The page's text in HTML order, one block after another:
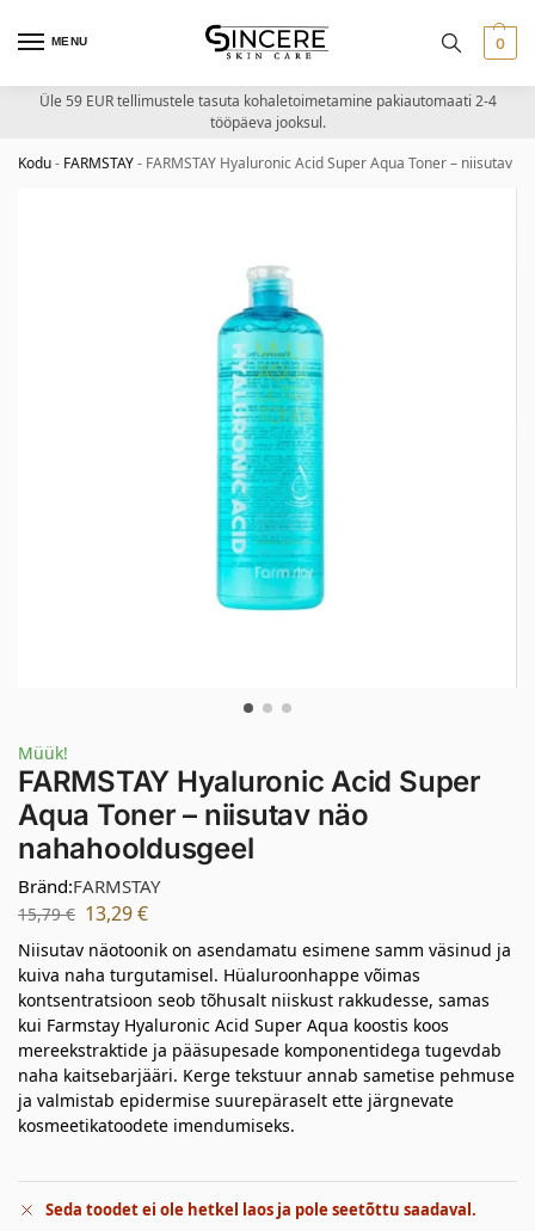
MENU 0
Üle 59 EUR tellimustele tasuta kohaletoimetamine pakiautomaati 2-4
tööpäeva jooksul.
Kodu- FARMSTAY- FARMSTAY Hyaluronic Acid Super Aqua Toner – niisutav
Müük!
FARMSTAY Hyaluronic Acid Super
Aqua Toner – niisutav näo
nahahooldusgeel
Bränd:FARMSTAY
15,79€ 13,29€
Niisutav näotoonik on asendamatu esimene samm väsinud ja
kuiva naha turgutamisel. Hüaluroonhappe võimas
kontsentratsioon seob tõhusalt niiskust rakkudesse, samas
kui Farmstay Hyaluronic Acid Super Aqua koostis koos
mereekstraktide ja pääsupesade komponentidega tugevdab
naha kaitsebarjääri. Kerge tekstuur annab sametise pehmuse
ja valmistab epidermise suurepäraselt ette järgnevate
kosmeetikatoodete imendumiseks.
Seda toodet ei ole hetkel laos ja pole seetõttu saadaval.